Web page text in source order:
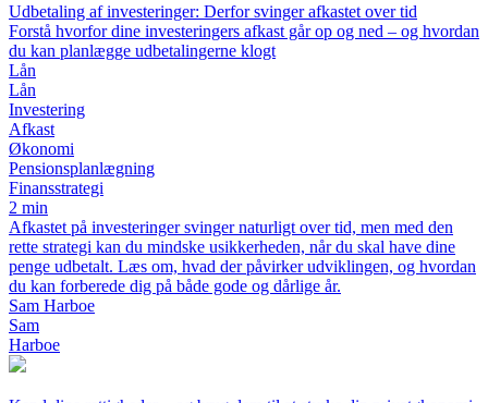
Udbetaling af investeringer: Derfor svinger afkastet over tid
Forstå hvorfor dine investeringers afkast går op og ned – og hvordan
du kan planlægge udbetalingerne klogt
Lån
Lån
Investering
Afkast
Økonomi
Pensionsplanlægning
Finansstrategi
2 min
Afkastet på investeringer svinger naturligt over tid, men med den
rette strategi kan du mindske usikkerheden, når du skal have dine
penge udbetalt. Læs om, hvad der påvirker udviklingen, og hvordan
du kan forberede dig på både gode og dårlige år.
Sam Harboe
Sam
Harboe